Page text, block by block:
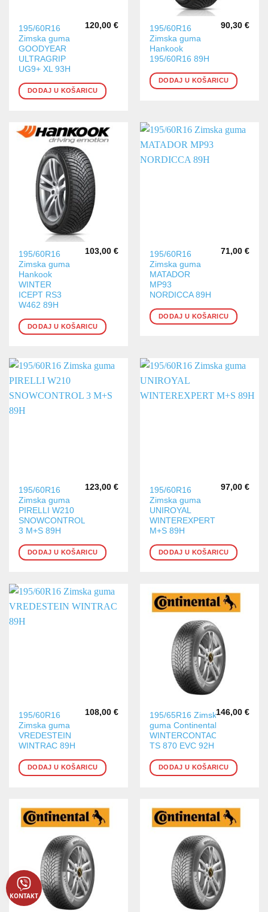
195/60R16
Zimska guma
GOODYEAR
ULTRAGRIP
UG9+ XL 93H
120,00 €
DODAJ U KOŠARICU
195/60R16
Zimska guma
Hankook
195/60R16 89H
90,30 €
DODAJ U KOŠARICU
195/60R16
Zimska guma
Hankook
WINTER
ICEPT RS3
W462 89H
103,00 €
DODAJ U KOŠARICU
195/60R16
Zimska guma
MATADOR
MP93
NORDICCA 89H
71,00 €
DODAJ U KOŠARICU
195/60R16
Zimska guma
PIRELLI W210
SNOWCONTROL
3 M+S 89H
123,00 €
DODAJ U KOŠARICU
195/60R16
Zimska guma
UNIROYAL
WINTEREXPERT
M+S 89H
97,00 €
DODAJ U KOŠARICU
195/60R16
Zimska guma
VREDESTEIN
WINTRAC 89H
108,00 €
DODAJ U KOŠARICU
195/65R16 Zimska
guma Continental
WINTERCONTACT
TS 870 EVC 92H
146,00 €
DODAJ U KOŠARICU
KONTAKT